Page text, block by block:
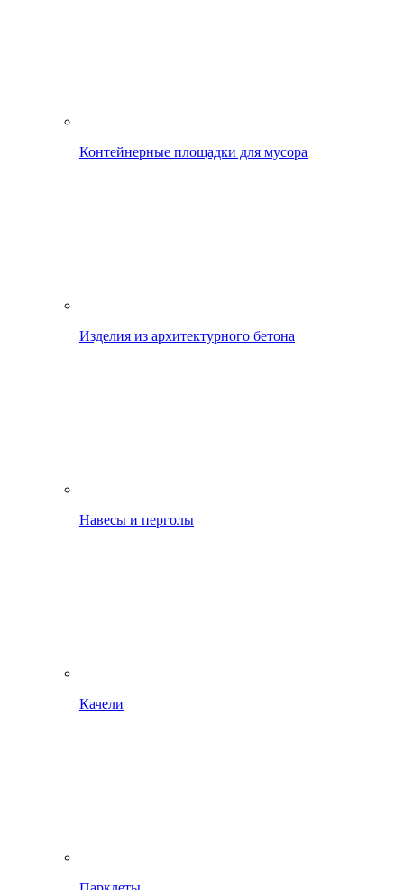
Контейнерные площадки для мусора
Изделия из архитектурного бетона
Навесы и перголы
Качели